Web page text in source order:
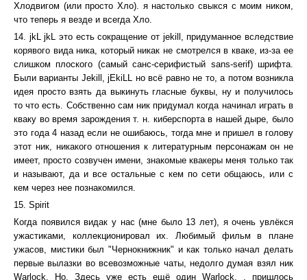
Хлодвигом (или просто Хло). я настолько свыкся с моим ником,
что теперь я везде и всегда Хло.
14. jkL jkL это есть сокращение от jekill, придуманное вследствие
корявого вида ника, который никак не смотрелся в кваке, из-за ее
слишком плоского (самый санс-серифистый sans-serif) шрифта.
Были варианты Jekill, jEkiLL но всё равно не то, а потом возникла
идея просто взять да выкинуть гласные буквы, ну и получилось
то что есть. Собственно сам ник придумал когда начинал играть в
кваку во время зарождения т. н. киберспорта в нашей дыре, было
это года 4 назад если не ошибаюсь, тогда мне и пришел в голову
этот ник, никакого отношения к литературным персонажам он не
имеет, просто созвучен имени, знакомые квакеры меня только так
и называют, да и все остальные с кем по сети общаюсь, или с
кем через нее познакомился.
15. Spirit
Когда появился видак у нас (мне было 13 лет), я очень увлёкся
ужастиками, коллекционировал их. Любимый фильм в плане
ужасов, мистики был "Чернокнижник" и как только начал делать
первые вылазки во всевозможные чаты, недолго думая взял ник
Warlock. Но. Здесь уже есть ещё один Warlock. , пришлось